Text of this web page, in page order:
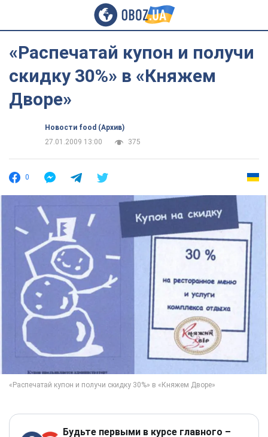
«Распечатай купон и получи
скидку 30%» в «Княжем
Дворе»
Новости food (Архив)
27.01.2009 13:00
375
0
Будьте первыми в курсе главного –